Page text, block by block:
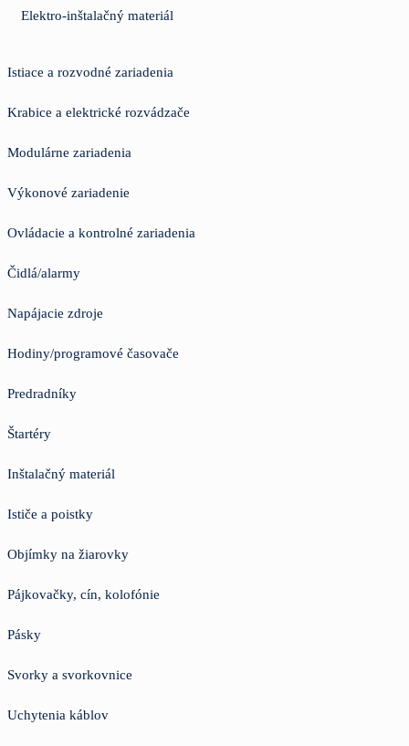
Elektro-inštalačný materiál
Istiace a rozvodné zariadenia
Krabice a elektrické rozvádzače
Modulárne zariadenia
Výkonové zariadenie
Ovládacie a kontrolné zariadenia
Čidlá/alarmy
Napájacie zdroje
Hodiny/programové časovače
Predradníky
Štartéry
Inštalačný materiál
Ističe a poistky
Objímky na žiarovky
Pájkovačky, cín, kolofónie
Pásky
Svorky a svorkovnice
Uchytenia káblov